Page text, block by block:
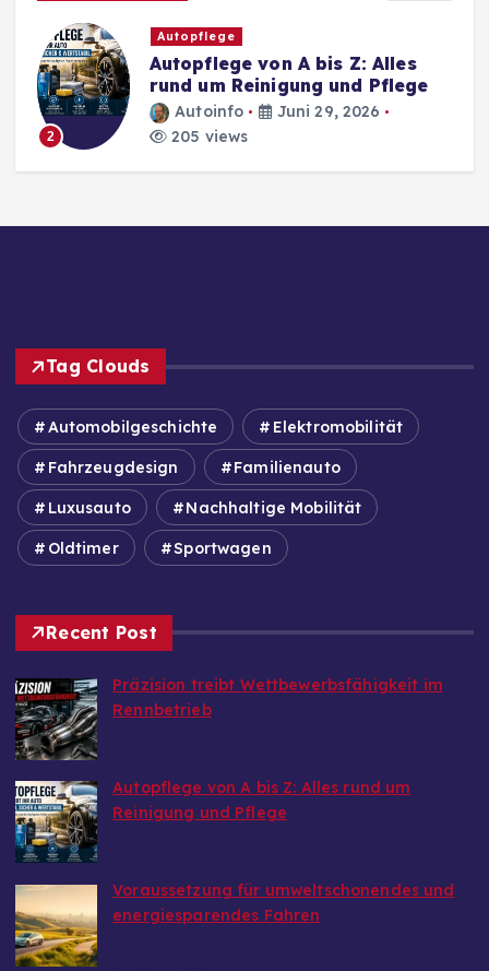
2
Autopflege
Autopflege von A bis Z: Alles
rund um Reinigung und Pflege
Autoinfo
Juni 29, 2026
205 views
Tag Clouds
Automobilgeschichte Elektromobilität
Fahrzeugdesign Familienauto
Luxusauto Nachhaltige Mobilität
Oldtimer Sportwagen
Recent Post
Präzision treibt Wettbewerbsfähigkeit im
Rennbetrieb
Autopflege von A bis Z: Alles rund um
Reinigung und Pflege
Voraussetzung für umweltschonendes und
energiesparendes Fahren